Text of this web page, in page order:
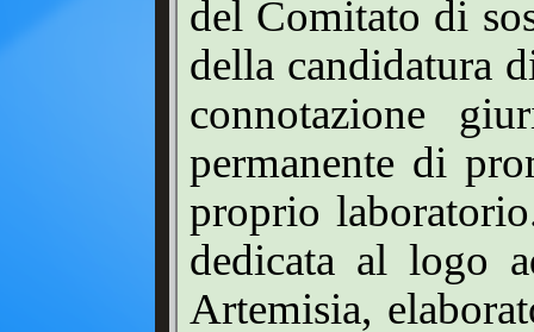
del Comitato di
della candidatura
connotazione
permanente di
proprio
dedicata al logo
Artemisia,